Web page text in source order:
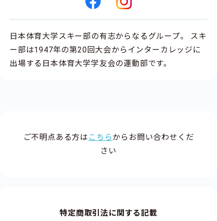
日本体育大学スキー部の有志からなるグループ。 スキ
ー部は1947年の第20回大会からインターカレッジに
出場する日本体育大学学友会の運動部です。
ご不明点ある方は こちらからお問い合わせくだ
さい
特定商取引法に関する記載